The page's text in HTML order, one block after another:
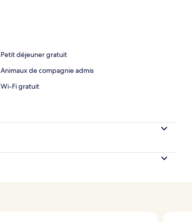
Petit déjeuner gratuit
Animaux de compagnie admis
Wi-Fi gratuit